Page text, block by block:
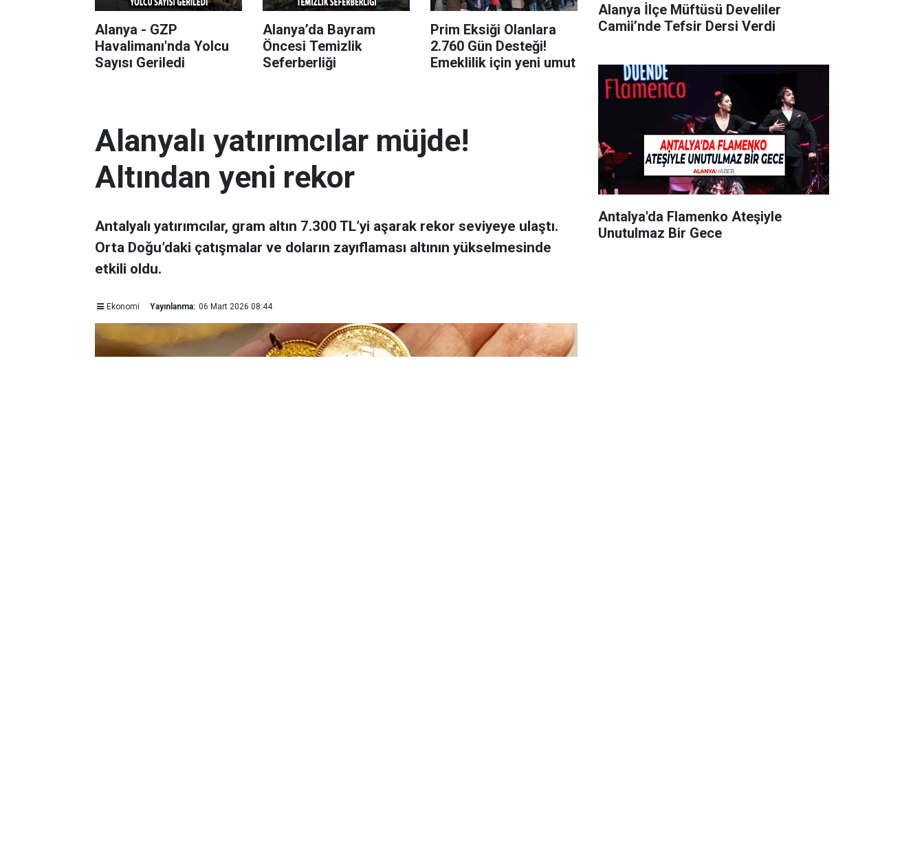
Alanya - GZP
Havalimanı'nda Yolcu
Sayısı Geriledi
Alanya’da Bayram
Öncesi Temizlik
Seferberliği
Prim Eksiği Olanlara
2.760 Gün Desteği!
Emeklilik için yeni umut
Alanyalı yatırımcılar müjde!
Altından yeni rekor
Antalyalı yatırımcılar, gram altın 7.300 TL’yi aşarak rekor seviyeye ulaştı.
Orta Doğu’daki çatışmalar ve doların zayıflaması altının yükselmesinde
etkili oldu.
Ekonomi Yayınlanma: 06 Mart 2026 08:44
Alanya İlçe Müftüsü Develiler
Camii’nde Tefsir Dersi Verdi
Antalya'da Flamenko Ateşiyle
Unutulmaz Bir Gece